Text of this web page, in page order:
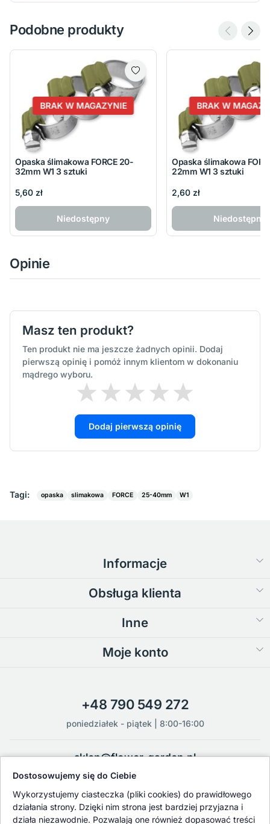
Podobne produkty
BRAK W MAGAZYNIE
Opaska ślimakowa FORCE 20-
32mm W1 3 sztuki
5,60 zł
Niedostępny
BRAK W
Opaska ślimakowa
22mm W1 3 sztuki
2,60 zł
Niedostępny
Opinie
Masz ten produkt?
Ten produkt nie ma jeszcze żadnych opinii. Dodaj
pierwszą opinię i pomóż innym klientom w dokonaniu
mądrego wyboru.
Dodaj pierwszą opinię
Tagi: opaska slimakowa FORCE 25-40mm W1
Informacje
Obsługa klienta
Inne
Moje konto
+48 790 549 272
poniedziałek - piątek | 8:00-16:00
sklep@flower-garden.pl
Oferowane przez nas rośliny i nasiona podlegają regularnej ścisłej
kontroli jakości oraz kontroli zdrowotnej przeprowadzanej przez
wykwalifikowane osoby z Państwowej Inspekcji Ochrony Roślin i
Dostosowujemy się do Ciebie
Wykorzystujemy ciasteczka (pliki cookies) do prawidłowego
działania strony. Dzięki nim strona jest bardziej przyjazna i
działa niezawodnie. Pozwalają one również dopasować treści